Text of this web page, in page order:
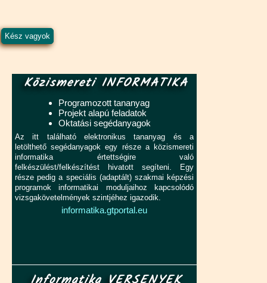
Közismereti INFORMATIKA
Programozott tananyag
Projekt alapú feladatok
Oktatási segédanyagok
Az itt található elektronikus tananyag és a
letölthető segédanyagok egy része a közismereti
informatika értettségire való
felkészülést/felkészítést hivatott segíteni. Egy
része pedig a speciális (adaptált) szakmai képzési
programok informatikai moduljaihoz kapcsolódó
vizsgakövetelmények szintjéhez igazodik.
informatika.gtportal.eu